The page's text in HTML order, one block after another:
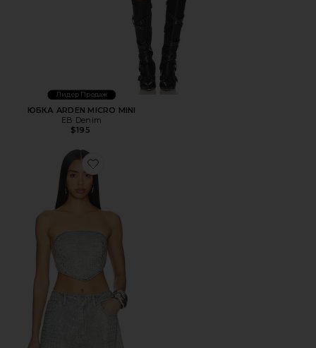
Лидер Продаж
ЮБКА ARDEN MICRO MINI
EB Denim
$195
Favorite ТОП SONOMA